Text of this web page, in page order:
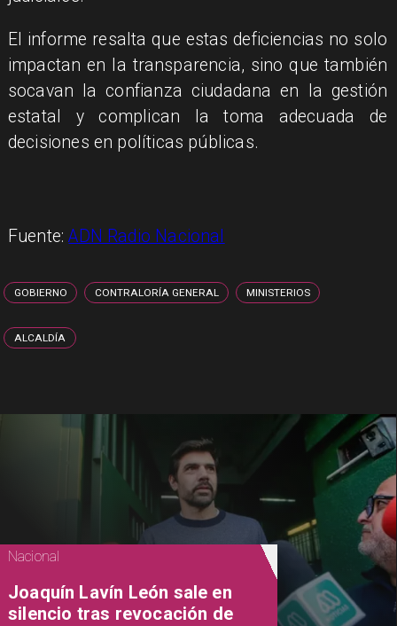
El informe resalta que estas deficiencias no solo
impactan en la transparencia, sino que también
socavan la confianza ciudadana en la gestión
estatal y complican la toma adecuada de
decisiones en políticas públicas.
Fuente:ADN Radio Nacional
GOBIERNO CONTRALORÍA GENERAL MINISTERIOS
ALCALDÍA
Nacional
Joaquín Lavín León sale en
silencio tras revocación de